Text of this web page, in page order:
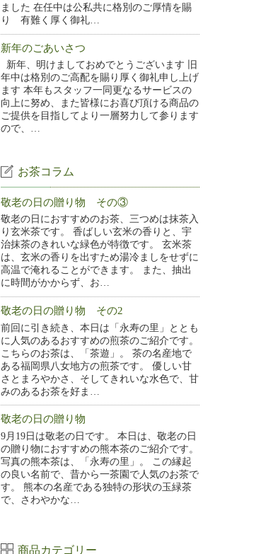
ました 在任中は公私共に格別のご厚情を賜
り 有難く厚く御礼…
新年のごあいさつ
新年、明けましておめでとうございます 旧
年中は格別のご高配を賜り厚く御礼申し上げ
ます 本年もスタッフ一同更なるサービスの
向上に努め、また皆様にお喜び頂ける商品の
ご提供を目指してより一層努力して参ります
ので、…
お茶コラム
敬老の日の贈り物 その③
敬老の日におすすめのお茶、三つめは抹茶入
り玄米茶です。 香ばしい玄米の香りと、宇
治抹茶のきれいな緑色が特徴です。 玄米茶
は、玄米の香りを出すため湯冷ましをせずに
高温で淹れることができます。 また、抽出
に時間がかからず、お…
敬老の日の贈り物 その2
前回に引き続き、本日は「永寿の里」ととも
に人気のあるおすすめの煎茶のご紹介です。
こちらのお茶は、「茶遊」。 茶の名産地で
ある福岡県八女地方の煎茶です。 優しい甘
さとまろやかさ、そしてきれいな水色で、甘
みのあるお茶を好ま…
敬老の日の贈り物
9月19日は敬老の日です。 本日は、敬老の日
の贈り物におすすめの熊本茶のご紹介です。
写真の熊本茶は、「永寿の里」。 この縁起
の良い名前で、昔から一茶園で人気のお茶で
す。 熊本の名産である独特の形状の玉緑茶
で、さわやかな…
商品カテゴリー